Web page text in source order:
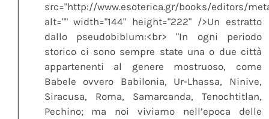
src="http://www.esoterica.gr/books/editors/
alt="" width="144" height="222" />Un estratto
dallo pseudobiblum:<br> "In ogni periodo
storico ci sono sempre state una o due città
appartenenti al genere mostruoso, come
Babele ovvero Babilonia, Ur-Lhassa, Ninive,
Siracusa, Roma, Samarcanda, Tenochtitlan,
Pechino; ma noi viviamo nell’epoca delle